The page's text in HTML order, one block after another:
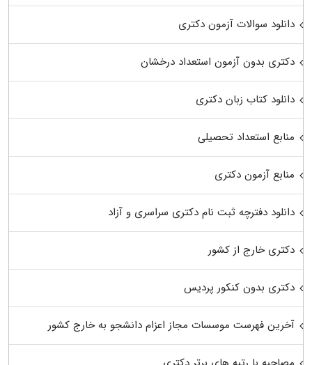
دانلود سوالات آزمون دکتری
دکتری بدون آزمون استعداد درخشان
دانلود کتاب زبان دکتری
منابع استعداد تحصیلی
منابع آزمون دکتری
دانلود دفترچه ثبت نام دکتری سراسری و آزاد
دکتری خارج از کشور
دکتری بدون کنکور پردیس
آخرین فهرست موسسات مجاز اعزام دانشجو به خارج کشور